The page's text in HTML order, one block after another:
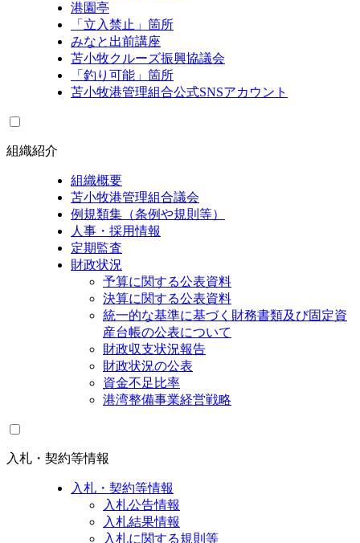
港園亭
「立入禁止」箇所
みなと出前講座
苫小牧クルーズ振興協議会
「釣り可能」箇所
苫小牧港管理組合公式SNSアカウント
組織紹介
組織概要
苫小牧港管理組合議会
例規類集（条例や規則等）
人事・採用情報
定期監査
財政状況
予算に関する公表資料
決算に関する公表資料
統一的な基準に基づく財務書類及び固定資
産台帳の公表について
財政収支状況報告
財政状況の公表
資金不足比率
港湾整備事業経営戦略
入札・契約等情報
入札・契約等情報
入札公告情報
入札結果情報
入札に関する規則等